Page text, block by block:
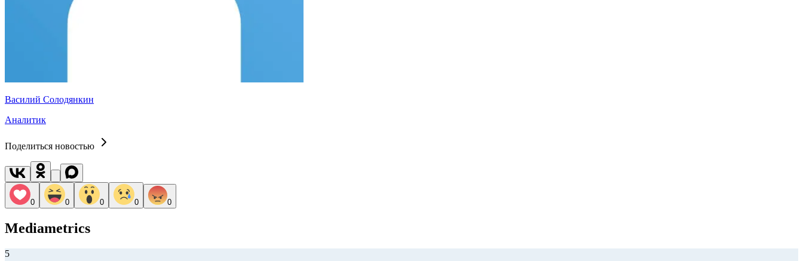
Василий Солодянкин
Аналитик
Поделиться новостью
0 0 0 0 0
Mediametrics
5